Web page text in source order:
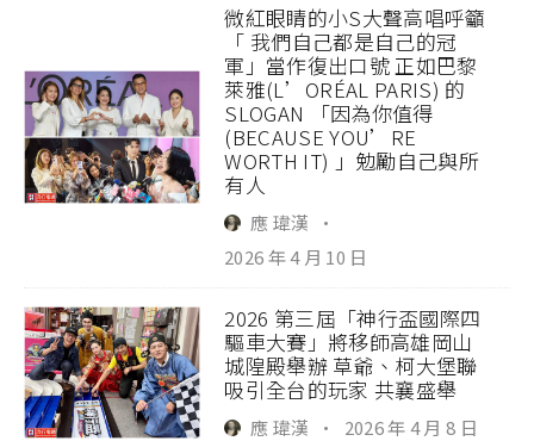
微紅眼睛的小S大聲高唱呼籲
「 我們自己都是自己的冠
軍」當作復出口號 正如巴黎
萊雅(L’ORÉAL PARIS) 的
SLOGAN 「因為你值得
(BECAUSE YOU’RE
WORTH IT) 」勉勵自己與所
有人
應 瑋漢
·
2026 年 4 月 10 日
2026 第三屆「神行盃國際四
驅車大賽」將移師高雄岡山
城隍殿舉辦 草爺、柯大堡聯
吸引全台的玩家 共襄盛舉
應 瑋漢 · 2026 年 4 月 8 日